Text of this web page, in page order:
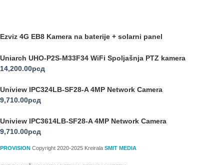
Ezviz 4G EB8 Kamera na baterije + solarni panel
Uniarch UHO-P2S-M33F34 WiFi Spoljašnja PTZ kamera
14,200.00рсд
Uniview IPC324LB-SF28-A 4MP Network Camera
9,710.00рсд
Uniview IPC3614LB-SF28-A 4MP Network Camera
9,710.00рсд
PROVISION Copyright 2020-2025 Kreirala SMIT MEDIA